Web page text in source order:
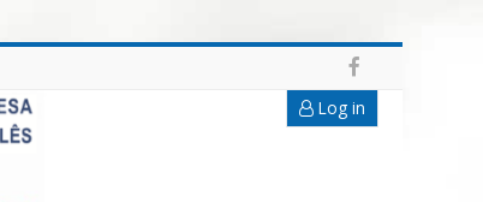
Log in